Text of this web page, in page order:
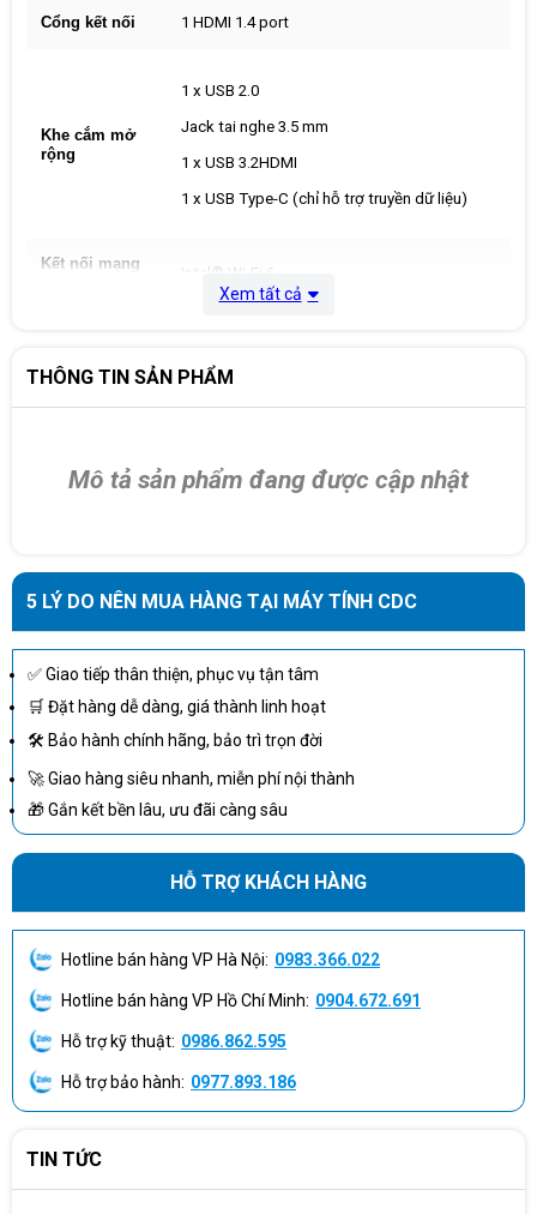
Cổng kết nối 1 HDMI 1.4 port
Khe cắm mở
rộng
1 x USB 2.0
Jack tai nghe 3.5 mm
1 x USB 3.2HDMI
1 x USB Type-C (chỉ hỗ trợ truyền dữ liệu)
Kết nối mạng
Intel® Wi-Fi 6
Hệ điều hành Windows 11 Home + + Office Home 2024
3-cell, 41 Wh
Trọng lượng 1.65 kg
Bảo hành 12 Tháng
Xem tất cả
THÔNG TIN SẢN PHẨM
Mô tả sản phẩm đang được cập nhật
5 LÝ DO NÊN MUA HÀNG TẠI MÁY TÍNH CDC
✅ Giao tiếp thân thiện, phục vụ tận tâm
🛒 Đặt hàng dễ dàng, giá thành linh hoạt
🛠 Bảo hành chính hãng, bảo trì trọn đời
🚀 Giao hàng siêu nhanh, miễn phí nội thành
🎁 Gắn kết bền lâu, ưu đãi càng sâu
HỖ TRỢ KHÁCH HÀNG
Hotline bán hàng VP Hà Nội: 0983.366.022
Hotline bán hàng VP Hồ Chí Minh: 0904.672.691
Hỗ trợ kỹ thuật: 0986.862.595
Hỗ trợ bảo hành: 0977.893.186
TIN TỨC